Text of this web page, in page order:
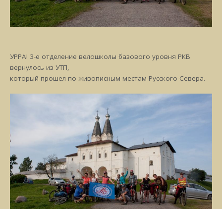
УРРА! 3-е отделение велошколы базового уровня РКВ
вернулось из УТП,
который прошел по живописным местам Русского Севера.